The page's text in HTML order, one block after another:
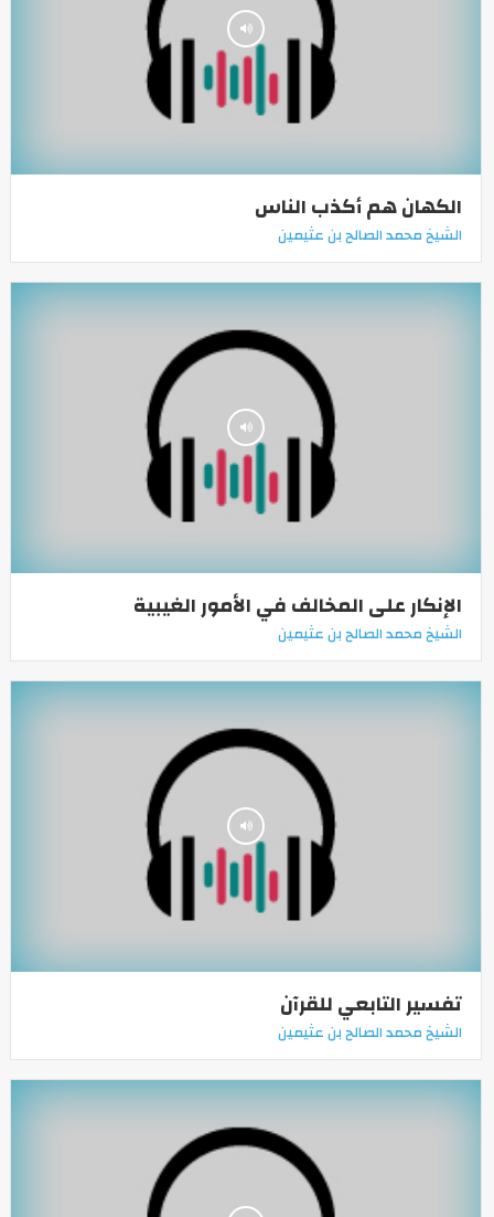
الكهان هم أكذب الناس
الشيخ محمد الصالح بن عثيمين
الإنكار على المخالف في الأمور الغيبية
الشيخ محمد الصالح بن عثيمين
تفسير التابعي للقرآن
الشيخ محمد الصالح بن عثيمين